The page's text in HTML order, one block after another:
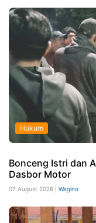
Hukum
Bonceng Istri dan
Dasbor Motor
07 August 2026 | Wagino